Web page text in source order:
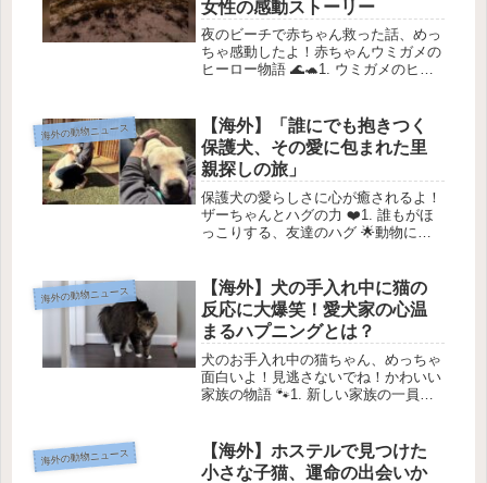
女性の感動ストーリー
夜のビーチで赤ちゃん救った話、めっ
ちゃ感動したよ！赤ちゃんウミガメの
ヒーロー物語 🌊🐢1. ウミガメのヒー
き物だよね！🐢✨ 孵化してからは、自
立して生きるんだけど、そんな彼...
海外の動物ニュース
【海外】「誰にでも抱きつく
保護犬、その愛に包まれた里
親探しの旅」
保護犬の愛らしさに心が癒されるよ！
ザーちゃんとハグの力 ❤️1. 誰もがほ
っこりする、友達のハグ 🌟動物に囲
ザーちゃんが、毎日みんなにハグをプ
レゼン...
海外の動物ニュース
【海外】犬の手入れ中に猫の
反応に大爆笑！愛犬家の心温
まるハプニングとは？
犬のお手入れ中の猫ちゃん、めっちゃ
面白いよ！見逃さないでね！かわいい
家族の物語 🐾1. 新しい家族の一員、
迎え入れました。彼女は、キムチが2
匹のシーズー犬、コアとクミとす...
海外の動物ニュース
【海外】ホステルで見つけた
小さな子猫、運命の出会いか